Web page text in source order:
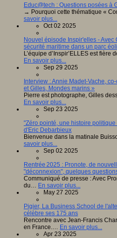
Educ@tech : Questions posées à
→ Pourquoi cette thématique «
savoir plus...
Oct 02 2025
Nouvel épisode Inspir'elles - Avec
sécurité maritime dans un parc
L’équipe d’Inspir’ELLES est
En savoir plus...
Sep 29 2025
Interview : Annie Madet-Vache,
et Gilles, Mondes marins »
Pierre est photographe, Gilles
En savoir plus...
Sep 23 2025
"Zéro pointé, une histoire
d'Eric Debarbieux
Bienvenue dans la matinale
savoir plus...
Sep 02 2025
Rentrée 2025 : Pronote, de
"déconnexion", quelques
Communiqué de presse : Avec
du… En savoir plus...
May 27 2025
Pigier, La Business School de
célèbre ses 175 ans
Rencontre avec Jean-Francis
en France.… En savoir plus...
Apr 23 2025